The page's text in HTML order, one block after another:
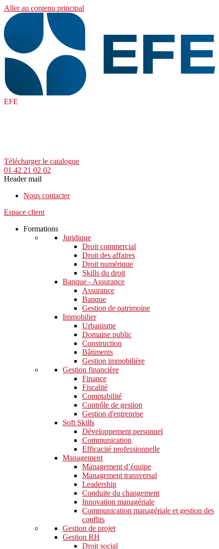
Aller au contenu principal
EFE
Télécharger le catalogue
01 42 21 02 02
Header mail
Nous contacter
Espace client
Formations
Juridique
Droit commercial
Droit des affaires
Droit numérique
Skills du droit
Banque - Assurance
Assurance
Banque
Gestion de patrimoine
Immobilier
Urbanisme
Domaine public
Construction
Bâtiments
Gestion immobilière
Gestion financière
Finance
Fiscalité
Comptabilité
Contrôle de gestion
Gestion d'entreprise
Soft Skills​
Développement personnel
Communication
Efficacité professionnelle
Management
Management d’équipe
Management transversal
Leadership
Conduite du changement
Innovation managériale
Communication managériale et gestion des
conflits
Gestion de projet
Gestion RH
Droit social